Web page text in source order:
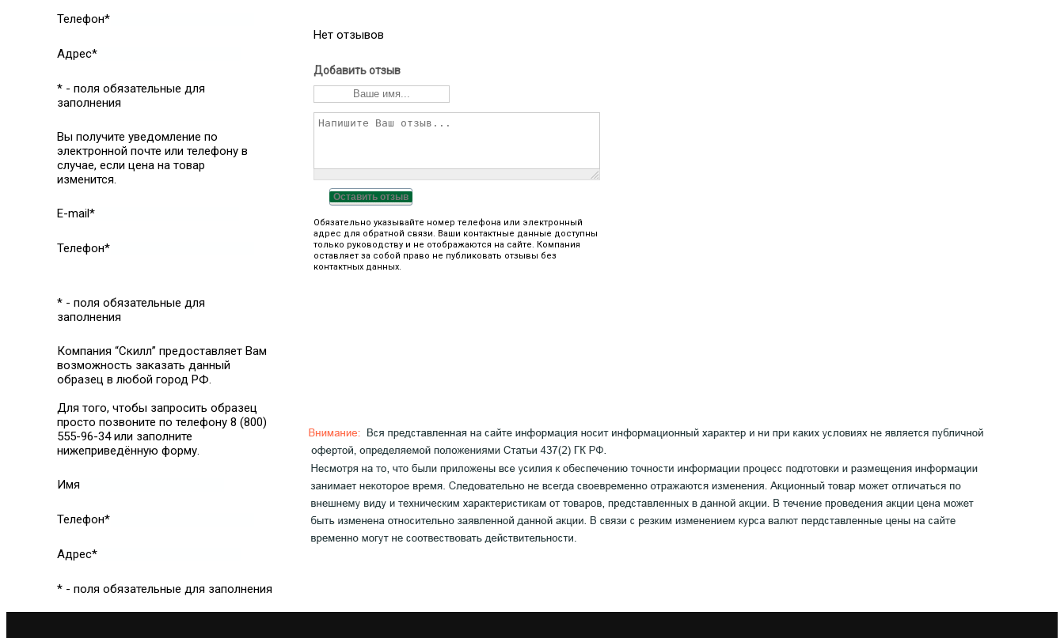
Нет отзывов
Добавить отзыв
Оставить отзыв
Обязательно указывайте номер телефона или электронный
адрес для обратной связи. Ваши контактные данные доступны
только руководству и не отображаются на сайте. Компания
оставляет за собой право не публиковать отзывы без
контактных данных.
Телефон*
Адрес*
* - поля обязательные для
заполнения
Вы получите уведомление по
электронной почте или телефону в
случае, если цена на товар
изменится.
E-mail*
Телефон*
* - поля обязательные для
заполнения
Компания “Скилл” предоставляет Вам
возможность заказать данный
образец в любой город РФ.
Для того, чтобы запросить образец
просто позвоните по телефону 8 (800)
555-96-34 или заполните
нижеприведённую форму.
Имя
Телефон*
Адрес*
* - поля обязательные для заполнения